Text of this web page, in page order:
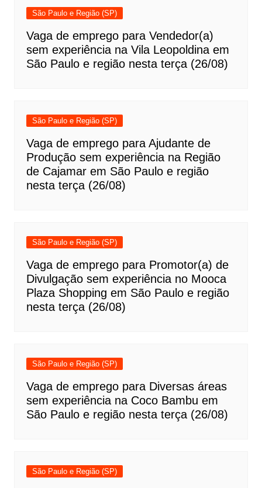
São Paulo e Região (SP)
Vaga de emprego para Vendedor(a)
sem experiência na Vila Leopoldina em
São Paulo e região nesta terça (26/08)
São Paulo e Região (SP)
Vaga de emprego para Ajudante de
Produção sem experiência na Região
de Cajamar em São Paulo e região
nesta terça (26/08)
São Paulo e Região (SP)
Vaga de emprego para Promotor(a) de
Divulgação sem experiência no Mooca
Plaza Shopping em São Paulo e região
nesta terça (26/08)
São Paulo e Região (SP)
Vaga de emprego para Diversas áreas
sem experiência na Coco Bambu em
São Paulo e região nesta terça (26/08)
São Paulo e Região (SP)